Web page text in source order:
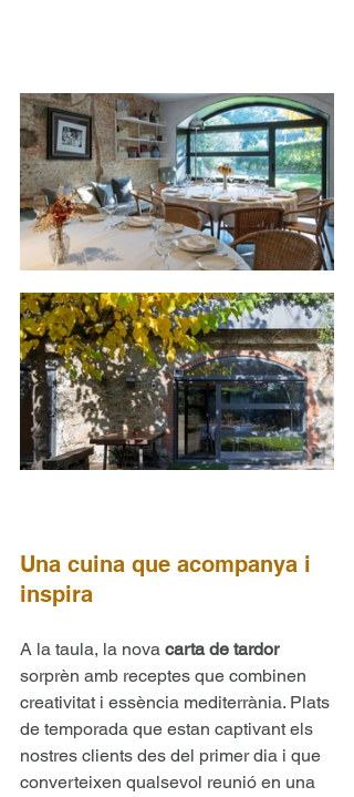
Una cuina que acompanya i
inspira
A la taula, la nova carta de tardor
sorprèn amb receptes que combinen
creativitat i essència mediterrània. Plats
de temporada que estan captivant els
nostres clients des del primer dia i que
converteixen qualsevol reunió en una